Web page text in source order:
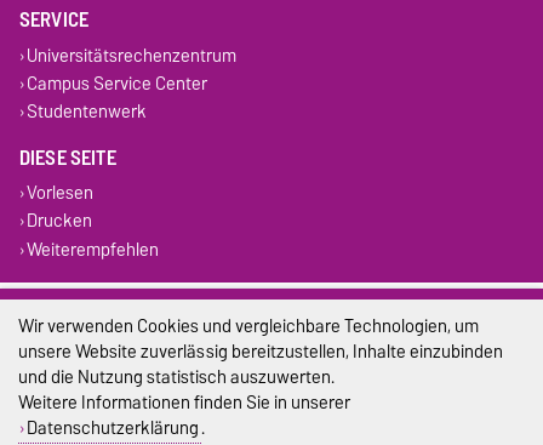
SERVICE
Universitätsrechenzentrum
Campus Service Center
Studentenwerk
DIESE SEITE
Vorlesen
Drucken
Weiterempfehlen
Impressum
Datenschutz
Barrierefreiheit
Wir verwenden Cookies und vergleichbare Technologien, um
unsere Website zuverlässig bereitzustellen, Inhalte einzubinden
und die Nutzung statistisch auszuwerten.
Weitere Informationen finden Sie in unserer
Datenschutzerklärung.